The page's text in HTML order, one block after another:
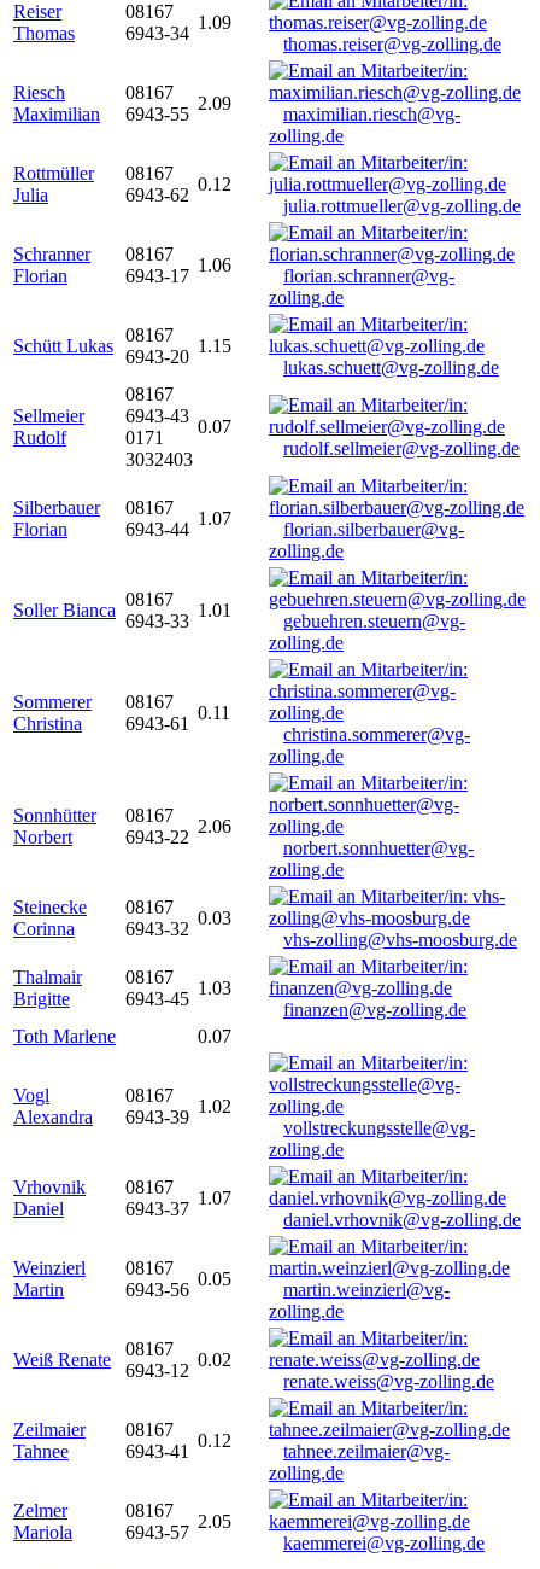
Reiser
Thomas
08167
6943-34
1.09
thomas.reiser@vg-zolling.de
Riesch
Maximilian
08167
6943-55
2.09
maximilian.riesch@vg-
zolling.de
Rottmüller
Julia
08167
6943-62
0.12
julia.rottmueller@vg-zolling.de
Schranner
Florian
08167
6943-17
1.06
florian.schranner@vg-
zolling.de
Schütt Lukas
08167
6943-20
1.15
lukas.schuett@vg-zolling.de
Sellmeier
Rudolf
08167
6943-43
0171
3032403
0.07
rudolf.sellmeier@vg-zolling.de
Silberbauer
Florian
08167
6943-44
1.07
florian.silberbauer@vg-
zolling.de
Soller Bianca
08167
6943-33
1.01
gebuehren.steuern@vg-
zolling.de
Sommerer
Christina
08167
6943-61
0.11
christina.sommerer@vg-
zolling.de
Sonnhütter
Norbert
08167
6943-22
2.06
norbert.sonnhuetter@vg-
zolling.de
Steinecke
Corinna
08167
6943-32
0.03
vhs-zolling@vhs-moosburg.de
Thalmair
Brigitte
08167
6943-45
1.03
finanzen@vg-zolling.de
Toth Marlene
0.07
Vogl
Alexandra
08167
6943-39
1.02
vollstreckungsstelle@vg-
zolling.de
Vrhovnik
Daniel
08167
6943-37
1.07
daniel.vrhovnik@vg-zolling.de
Weinzierl
Martin
08167
6943-56
0.05
martin.weinzierl@vg-
zolling.de
Weiß Renate
08167
6943-12
0.02
renate.weiss@vg-zolling.de
Zeilmaier
Tahnee
08167
6943-41
0.12
tahnee.zeilmaier@vg-
zolling.de
Zelmer
Mariola
08167
6943-57
2.05
kaemmerei@vg-zolling.de